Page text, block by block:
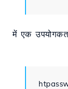
में एक